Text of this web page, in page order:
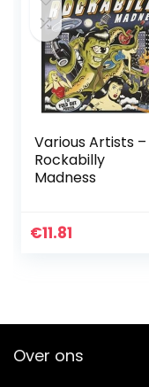
Various Artists –
Rockabilly
Madness
€11.81
Over ons